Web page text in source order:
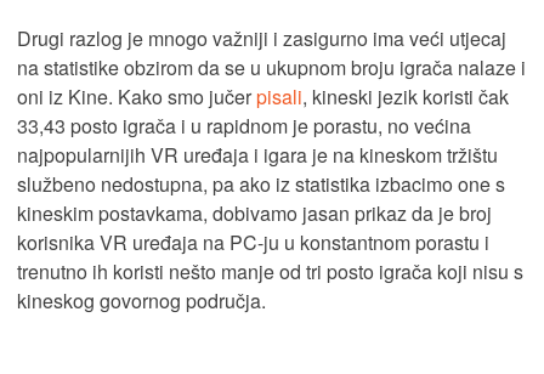
Drugi razlog je mnogo važniji i zasigurno ima veći utjecaj
na statistike obzirom da se u ukupnom broju igrača nalaze i
oni iz Kine. Kako smo jučerpisali, kineski jezik koristi čak
33,43 posto igrača i u rapidnom je porastu, no većina
najpopularnijih VR uređaja i igara je na kineskom tržištu
službeno nedostupna, pa ako iz statistika izbacimo one s
kineskim postavkama, dobivamo jasan prikaz da je broj
korisnika VR uređaja na PC-ju u konstantnom porastu i
trenutno ih koristi nešto manje od tri posto igrača koji nisu s
kineskog govornog područja.